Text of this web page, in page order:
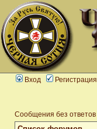
Вход Регистрация
Сообщения без ответов